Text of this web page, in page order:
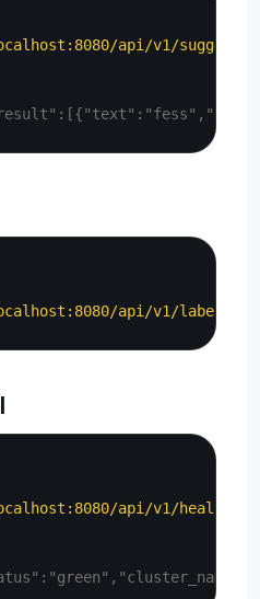
api/v1/
api/v1/labels"
api/v1/health"